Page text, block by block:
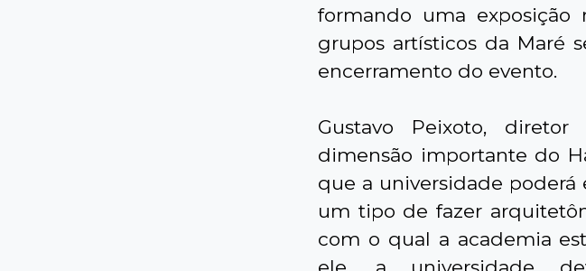
formando uma exposição
grupos artísticos da Maré
encerramento do evento.
Gustavo Peixoto,
dimensão importante do
que a universidade poderá
um tipo de fazer
com o qual a academia